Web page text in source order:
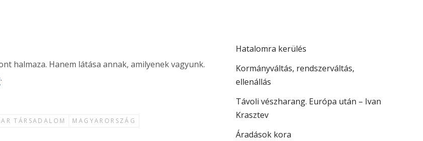
halmaza. Hanem látása annak, amilyenek vagyunk.
.
TÁRSADALOM MAGYARORSZÁG
Hatalomra kerülés
Kormányváltás, rendszerváltás,
ellenállás
Távoli vészharang. Európa után – Ivan
Krasztev
Áradások kora